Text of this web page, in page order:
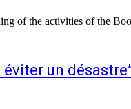
of the activities of the
un